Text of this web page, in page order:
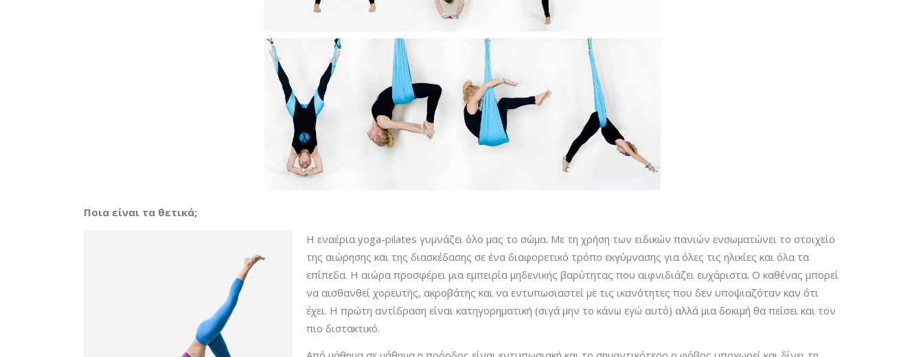
Ποια είναι τα θετικά;
Η εναέρια yoga-pilates γυμνάζει όλο μας το σώμα. Με τη χρήση των ειδικών πανιών ενσωματώνει το στοιχείο
της αιώρησης και της διασκέδασης σε ένα διαφορετικό τρόπο εκγύμνασης για όλες τις ηλικίες και όλα τα
επίπεδα. Η αιώρα προσφέρει μια εμπειρία μηδενικής βαρύτητας που αιφνιδιάζει ευχάριστα. Ο καθένας μπορεί
να αισθανθεί χορευτής, ακροβάτης και να εντυπωσιαστεί με τις ικανότητες που δεν υποψιαζόταν καν ότι
έχει. Η πρώτη αντίδραση είναι κατηγορηματική (σιγά μην το κάνω εγώ αυτό) αλλά μια δοκιμή θα πείσει και τον
πιο διστακτικό.